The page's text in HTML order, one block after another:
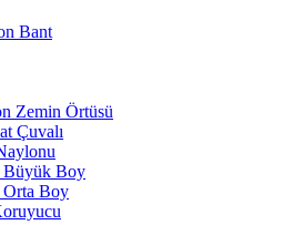
Bant
Zemin Örtüsü
Çuvalı
Büyük Boy
Orta Boy